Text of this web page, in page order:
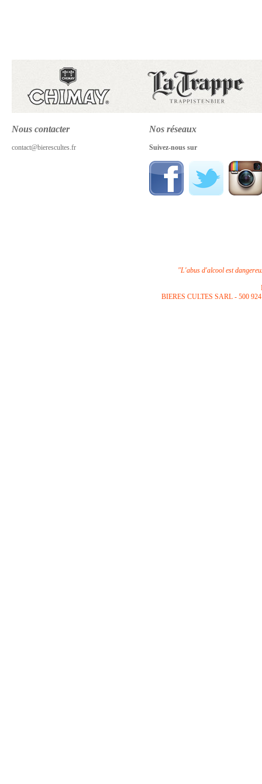
Nous contacter
contact@bierescultes.fr
Nos réseaux
Suivez-nous sur
"L'abus d'alcool est
BIERES CULTES SARL - 500